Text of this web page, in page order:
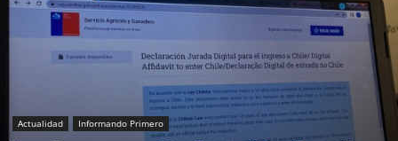
Actualidad Informando Primero